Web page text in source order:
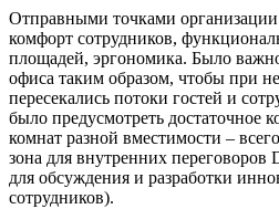
Отправными точками
комфорт сотрудников,
площадей, эргономика. Было
офиса таким образом, чтобы при
пересекались потоки гостей и
было предусмотреть достаточное
комнат разной вместимости –
зона для внутренних переговоров
для обсуждения и разработки
сотрудников).